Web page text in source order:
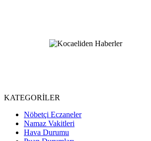
KATEGORİLER
Nöbetçi Eczaneler
Namaz Vakitleri
Hava Durumu